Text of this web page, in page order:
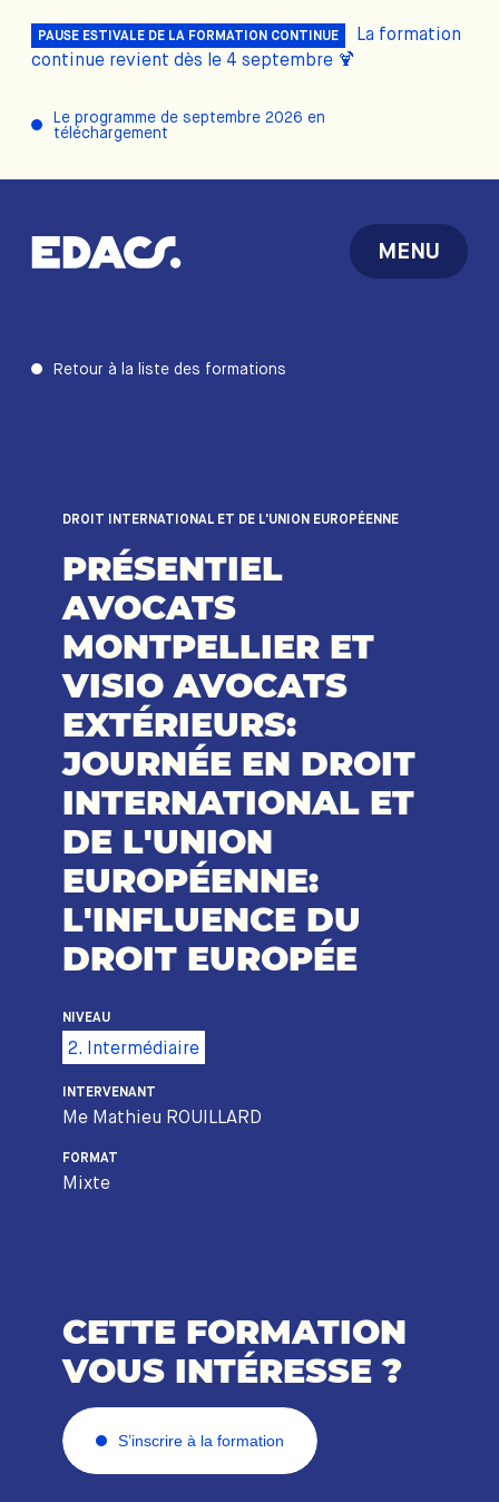
PAUSE ESTIVALE DE LA FORMATION CONTINUE
La formation
continue revient dès le 4 septembre 🍹
Le programme de septembre 2026 en
téléchargement
MENU
Retour à la liste des formations
DROIT INTERNATIONAL ET DE L'UNION EUROPÉENNE
PRÉSENTIEL
AVOCATS
MONTPELLIER ET
VISIO AVOCATS
EXTÉRIEURS:
JOURNÉE EN DROIT
INTERNATIONAL ET
DE L'UNION
EUROPÉENNE:
L'INFLUENCE DU
DROIT EUROPÉE
NIVEAU
2. Intermédiaire
INTERVENANT
Me Mathieu ROUILLARD
FORMAT
Mixte
CETTE FORMATION
VOUS INTÉRESSE ?
S’inscrire à la formation